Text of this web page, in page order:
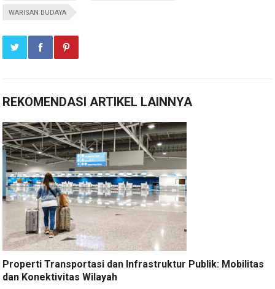
WARISAN BUDAYA
REKOMENDASI ARTIKEL LAINNYA
Properti Transportasi dan Infrastruktur Publik: Mobilitas
dan Konektivitas Wilayah